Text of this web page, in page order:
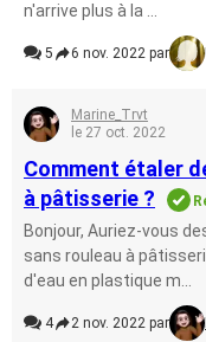
n'arrive plus à la ...
5 6 nov. 2022 par
Marine_Trvt
le 27 oct. 2022
Comment étaler
à pâtisserie ?
Bonjour, Auriez-vous
sans rouleau à
d'eau en plastique m...
4 2 nov. 2022 par